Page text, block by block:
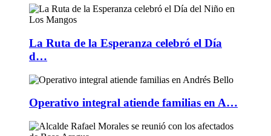
La Ruta de la Esperanza celebró el Día
d…
Operativo integral atiende familias en A…